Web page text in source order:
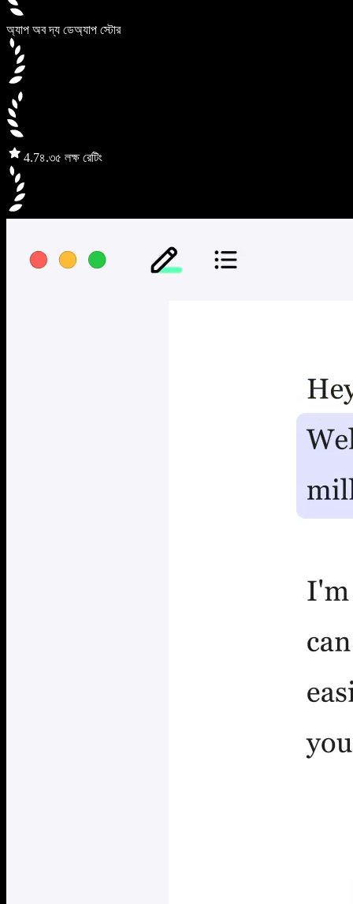
অ্যাপ অব দ্য ডেঅ্যাপ স্টোর
4.7৪.৩৫ লক্ষ রেটিং